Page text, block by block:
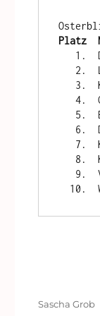
Platz
Autor
Sascha Grob